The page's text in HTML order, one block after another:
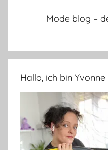
Mode blog –
Hallo, ich bin Yvonne